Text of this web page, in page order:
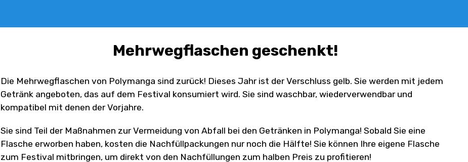
Mehrwegflaschen geschenkt!
Die Mehrwegflaschen von Polymanga sind zurück! Dieses Jahr ist der Verschluss gelb. Sie werden mit jedem
Getränk angeboten, das auf dem Festival konsumiert wird. Sie sind waschbar, wiederverwendbar und
kompatibel mit denen der Vorjahre.
Sie sind Teil der Maßnahmen zur Vermeidung von Abfall bei den Getränken in Polymanga! Sobald Sie eine
Flasche erworben haben, kosten die Nachfüllpackungen nur noch die Hälfte! Sie können Ihre eigene Flasche
zum Festival mitbringen, um direkt von den Nachfüllungen zum halben Preis zu profitieren!